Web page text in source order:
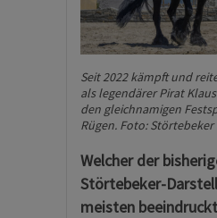
Seit 2022 kämpft und
als legendärer Pirat
den gleichnamigen
Rügen. Foto: Störtebeker
Welcher der
Störtebeker-
meisten